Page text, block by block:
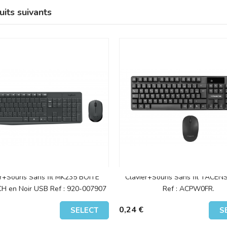
suivants
Sans fil MK235 BOITE
en Noir USB Ref : 920-007907
SELECT
Clavier+Souris Sans fil
Ref : ACPW0FR.
0,24 €